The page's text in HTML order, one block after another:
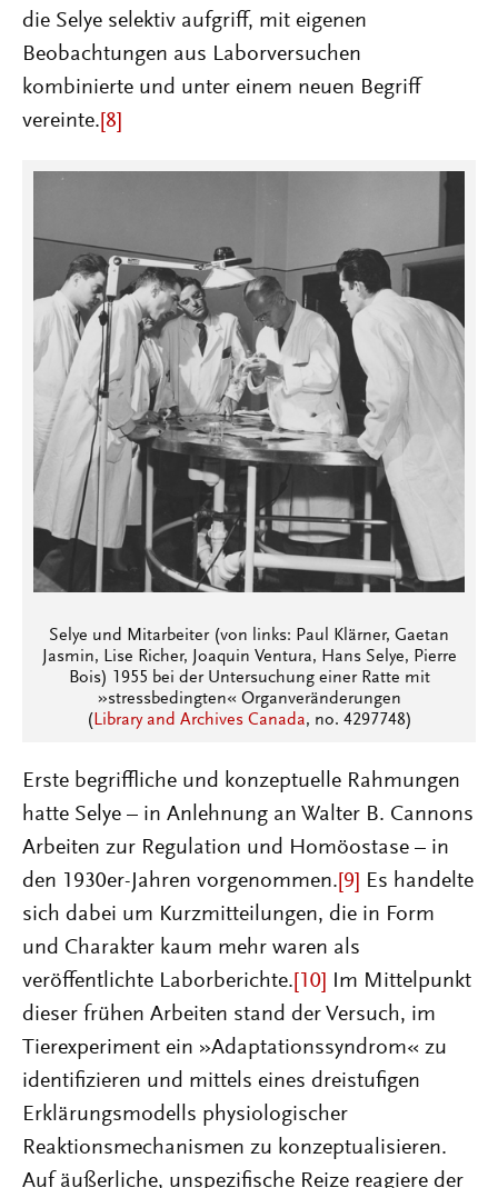
die Selye selektiv aufgriff, mit eigenen
Beobachtungen aus Laborversuchen
kombinierte und unter einem neuen Begriff
vereinte. [8]
Selye und Mitarbeiter (von links: Paul Klärner, Gaetan
Jasmin, Lise Richer, Joaquin Ventura, Hans Selye, Pierre
Bois) 1955 bei der Untersuchung einer Ratte mit
»stressbedingten« Organveränderungen
( Library and Archives Canada, no. 4297748)
Erste begriffliche und konzeptuelle Rahmungen
hatte Selye – in Anlehnung an Walter B. Cannons
Arbeiten zur Regulation und Homöostase – in
den 1930er-Jahren vorgenommen. [9] Es handelte
sich dabei um Kurzmitteilungen, die in Form
und Charakter kaum mehr waren als
veröffentlichte Laborberichte. [10]
Im Mittelpunkt
dieser frühen Arbeiten stand der Versuch, im
Tierexperiment ein »Adaptationssyndrom« zu
identifizieren und mittels eines dreistufigen
Erklärungsmodells physiologischer
Reaktionsmechanismen zu konzeptualisieren.
Auf äußerliche, unspezifische Reize reagiere der